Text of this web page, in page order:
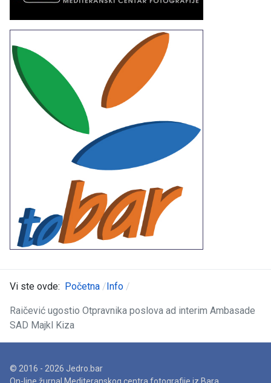
Vi ste ovde: Početna Info
Raičević ugostio Otpravnika poslova ad interim Ambasade
SAD Majkl Kiza
© 2016 - 2026 Jedro.bar